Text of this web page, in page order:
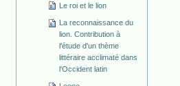
Le roi et le lion
La reconnaissance du
lion. Contribution à
l'étude d'un thème
littéraire acclimaté dans
l'Occident latin